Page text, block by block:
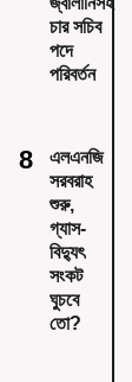
চার সচিব
পদে
পরিবর্তন
এলএনজি
সরবরাহ
শুরু,
গ্যাস-
বিদ্যুৎ
সংকট
ঘুচবে
তো?